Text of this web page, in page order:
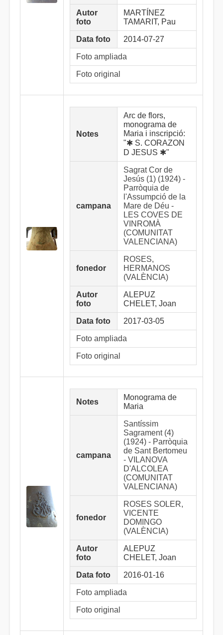
Autor
foto
MARTÍNEZ
TAMARIT, Pau
Data foto 2014-07-27
Foto ampliada
Foto original
Notes
Arc de flors,
monograma de
Maria i inscripció:
"✱ S. CORAZON
D JESUS ✱"
campana
Sagrat Cor de
Jesús (1) (1924) -
Parròquia de
l'Assumpció de la
Mare de Déu -
LES COVES DE
VINROMÀ
(COMUNITAT
VALENCIANA)
fonedor
ROSES,
HERMANOS
(VALÈNCIA)
Autor
foto
ALEPUZ
CHELET, Joan
Data foto 2017-03-05
Foto ampliada
Foto original
Notes
Monograma de
Maria
campana
Santíssim
Sagrament (4)
(1924) - Parròquia
de Sant Bertomeu
- VILANOVA
D'ALCOLEA
(COMUNITAT
VALENCIANA)
fonedor
ROSES SOLER,
VICENTE
DOMINGO
(VALÈNCIA)
Autor
foto
ALEPUZ
CHELET, Joan
Data foto 2016-01-16
Foto ampliada
Foto original